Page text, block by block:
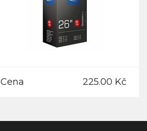
Cena 225.00 Kč